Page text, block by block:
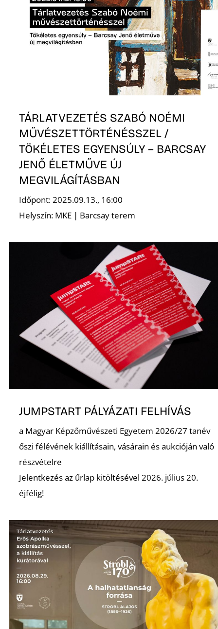
TÁRLATVEZETÉS SZABÓ NOÉMI
MŰVÉSZETTÖRTÉNÉSSZEL /
TÖKÉLETES EGYENSÚLY – BARCSAY
JENŐ ÉLETMŰVE ÚJ
MEGVILÁGÍTÁSBAN
Időpont: 2025.09.13., 16:00
Helyszín: MKE | Barcsay terem
JUMPSTART PÁLYÁZATI FELHÍVÁS
a Magyar Képzőművészeti Egyetem 2026/27 tanév
őszi félévének kiállításain, vásárain és aukcióján való
részvételre
Jelentkezés az űrlap kitöltésével 2026. július 20.
éjfélig!